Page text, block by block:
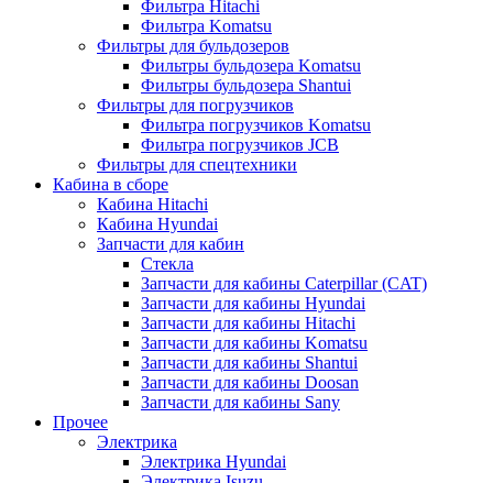
Фильтра Hitachi
Фильтра Komatsu
Фильтры для бульдозеров
Фильтры бульдозера Komatsu
Фильтры бульдозера Shantui
Фильтры для погрузчиков
Фильтра погрузчиков Komatsu
Фильтра погрузчиков JCB
Фильтры для спецтехники
Кабина в сборе
Кабина Hitachi
Кабина Hyundai
Запчасти для кабин
Стекла
Запчасти для кабины Caterpillar (CAT)
Запчасти для кабины Hyundai
Запчасти для кабины Hitachi
Запчасти для кабины Komatsu
Запчасти для кабины Shantui
Запчасти для кабины Doosan
Запчасти для кабины Sany
Прочее
Электрика
Электрика Hyundai